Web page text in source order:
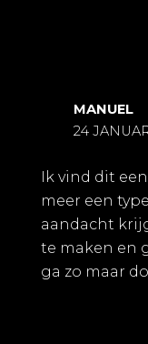
MANUEL
24
Ik vind dit
meer een
aandacht
te maken en
ga zo maar